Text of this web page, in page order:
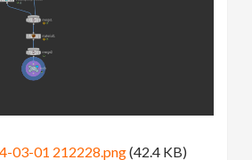
03-01 212228.png(42.4 KB)